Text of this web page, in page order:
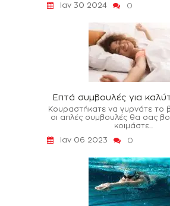
Ιαν 30 2024
0
Επτά συμβουλές για
Κουραστήκατε να γυρνάτε το
οι απλές συμβουλές θα σας
κοιμάστε...
Ιαν 06 2023
0